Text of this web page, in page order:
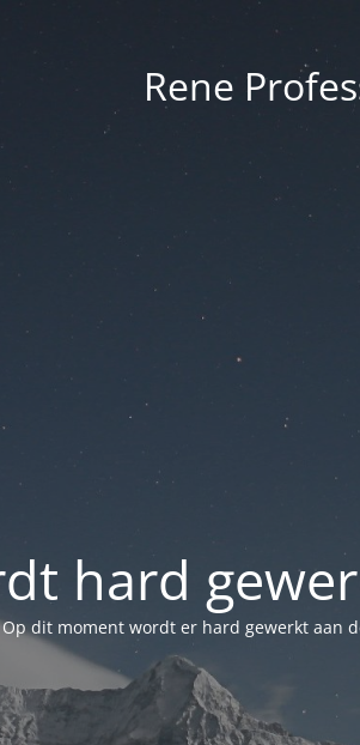
Rene
hard
Op dit moment wordt er hard gewerkt aan